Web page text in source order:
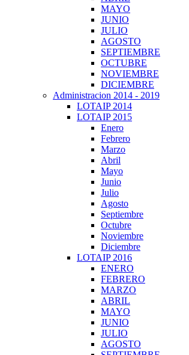
MAYO
JUNIO
JULIO
AGOSTO
SEPTIEMBRE
OCTUBRE
NOVIEMBRE
DICIEMBRE
Administracion 2014 - 2019
LOTAIP 2014
LOTAIP 2015
Enero
Febrero
Marzo
Abril
Mayo
Junio
Julio
Agosto
Septiembre
Octubre
Noviembre
Diciembre
LOTAIP 2016
ENERO
FEBRERO
MARZO
ABRIL
MAYO
JUNIO
JULIO
AGOSTO